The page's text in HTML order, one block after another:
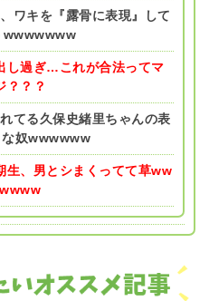
ワキを『露骨に表現』して
wwwwwww
し過ぎ…これが合法ってマ
？？？
てる久保史緒里ちゃんの表
な奴wwwwww
生、男とシまくってて草ww
wwww